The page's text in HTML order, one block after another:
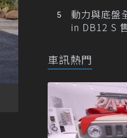
動力與底盤
in DB12 S
車訊熱門